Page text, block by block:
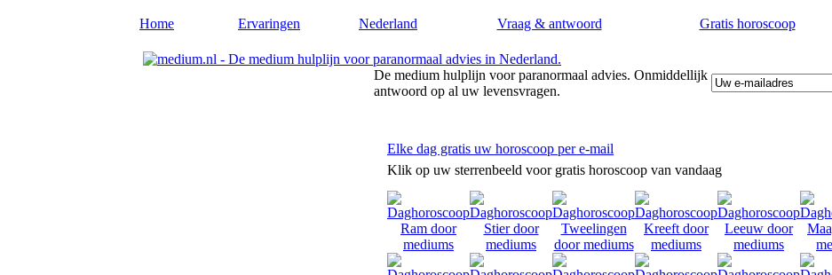
Home Ervaringen Nederland Vraag & antwoord Gratis horoscoop
De medium hulplijn voor paranormaal advies. Onmiddellijk
antwoord op al uw levensvragen.
Elke dag gratis uw horoscoop per e-mail
Klik op uw sterrenbeeld voor gratis horoscoop van vandaag